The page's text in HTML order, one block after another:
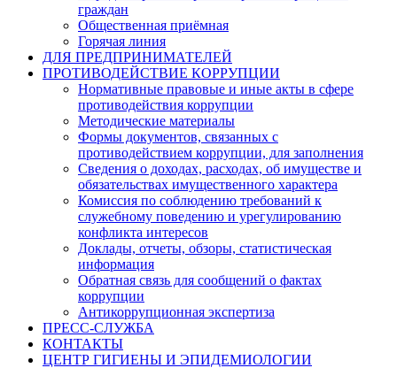
граждан
Общественная приёмная
Горячая линия
ДЛЯ ПРЕДПРИНИМАТЕЛЕЙ
ПРОТИВОДЕЙСТВИЕ КОРРУПЦИИ
Нормативные правовые и иные акты в сфере
противодействия коррупции
Методические материалы
Формы документов, связанных с
противодействием коррупции, для заполнения
Сведения о доходах, расходах, об имуществе и
обязательствах имущественного характера
Комиссия по соблюдению требований к
служебному поведению и урегулированию
конфликта интересов
Доклады, отчеты, обзоры, статистическая
информация
Обратная связь для сообщений о фактах
коррупции
Антикоррупционная экспертиза
ПРЕСС-СЛУЖБА
КОНТАКТЫ
ЦЕНТР ГИГИЕНЫ И ЭПИДЕМИОЛОГИИ